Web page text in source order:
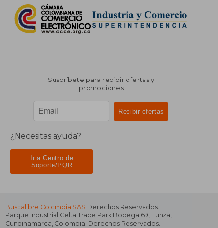
Suscríbete para recibir ofertas y
promociones
¿Necesitas ayuda?
Ir a Centro de
Soporte/PQR
Buscalibre Colombia SAS Derechos Reservados.
Parque Industrial Celta Trade Park Bodega 69, Funza,
Cundinamarca, Colombia. Derechos Reservados.